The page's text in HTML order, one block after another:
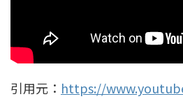
引用元： https://